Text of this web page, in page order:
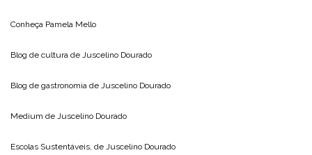
Conheça Pamela Mello
Blog de cultura de Juscelino Dourado
Blog de gastronomia de Juscelino Dourado
Medium de Juscelino Dourado
Escolas Sustentáveis, de Juscelino Dourado